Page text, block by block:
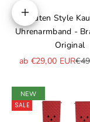
Optionen
Rauten Style
Uhrenarmband -
Original
Angebot
ab €29,00 EUR
NEW
SALE